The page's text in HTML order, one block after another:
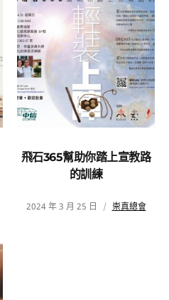
飛石365幫助你踏上宣教路
的訓練
2024 年 3 月 25 日 崇真總會